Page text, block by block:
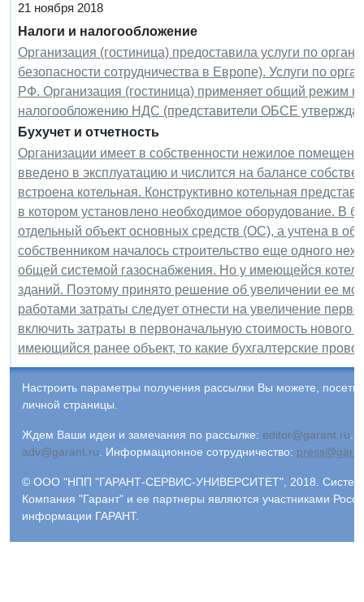
21 ноября 2018
Налоги и налогообложение
Организация (гостиница) предоставила услуги по
безопасности сотрудничества в Европе). Услуги по
РФ. Организация (гостиница) применяет общий режим
налогообложению НДС (представители ОБСЕ
Бухучет и отчетность
Организации имеет в собственности нежилое
введено в эксплуатацию и числится на балансе
встроена котельная. Конструктивно котельная
в котором установлено необходимое оборудование. В
отдельный объект основных средств (ОС), а учтена в
собственником началось строительство еще одного
общей системой газоснабжения. Но у имеющейся
зданий. Поэтому принято решение об увеличении ее
работами затраты следует отнести на увеличение
включить затраты в первоначальную стоимость нового
имеющийся ранее объект, то какие бухгалтерские
Настроить параметры получения рассылки Вы можете,
личной страницы.
Ждем Ваши идеи и замечания по рассылке: editor@garant.ru.
adv@garant.ru. Информационное сотрудничество:
© ООО "НПП "ГАРАНТ-СЕРВИС-УНИВЕРСИТЕТ", 2018. Система
Компания "Гарант" и ее партнеры являются участниками
информации ГАРАНТ.